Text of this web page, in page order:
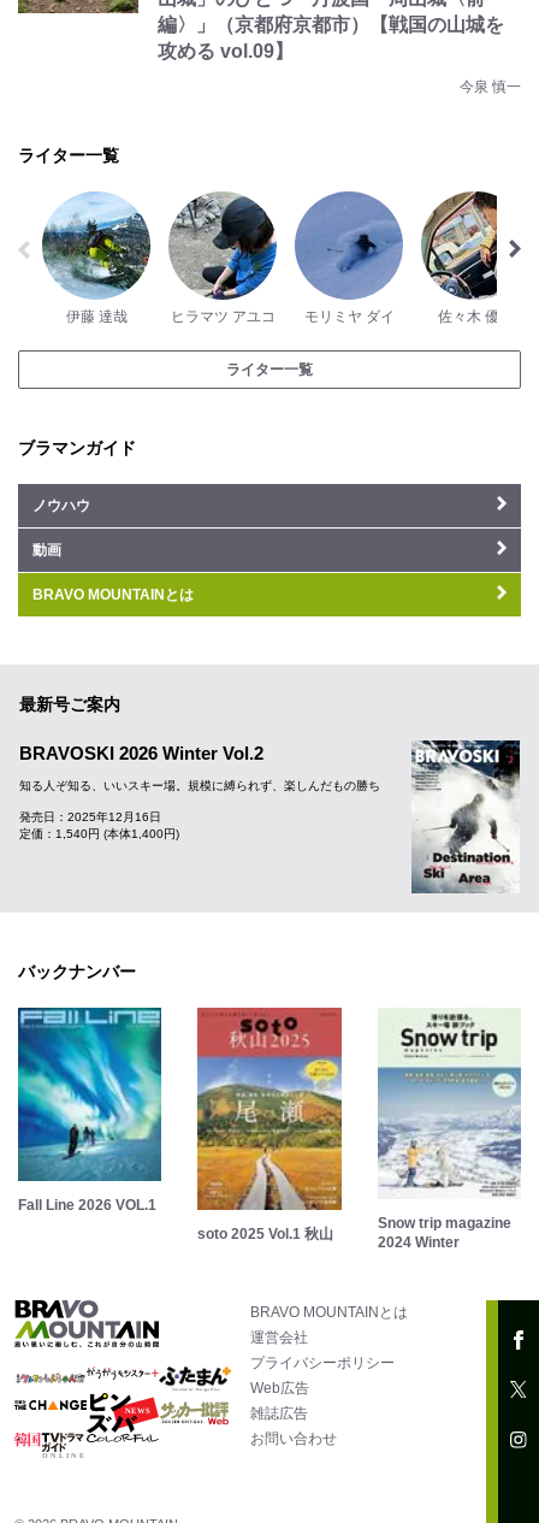
編〉」（京都府京都市）【戦国の山城を
攻める vol.09】
今泉 慎一
ライター一覧
伊藤 達哉 ヒラマツ アユコ モリミヤ ダイ 佐々木 優斗
ライター一覧
ブラマンガイド
ノウハウ
動画
BRAVO MOUNTAINとは
最新号ご案内
BRAVOSKI 2026 Winter Vol.2
知る人ぞ知る、いいスキー場。規模に縛られず、楽しんだもの勝ち
発売日：2025年12月16日
定価：1,540円 (本体1,400円)
バックナンバー
Fall Line 2026 VOL.1
soto 2025 Vol.1 秋山
Snow trip magazine
2024 Winter
BRAVO MOUNTAINとは
運営会社
プライバシーポリシー
Web広告
雑誌広告
お問い合わせ